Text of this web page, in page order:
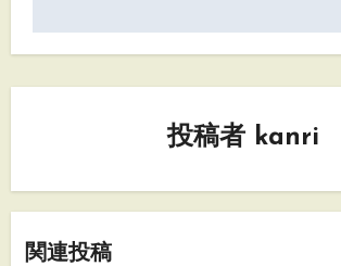
ー
ン
投稿者 kanri
関連投稿